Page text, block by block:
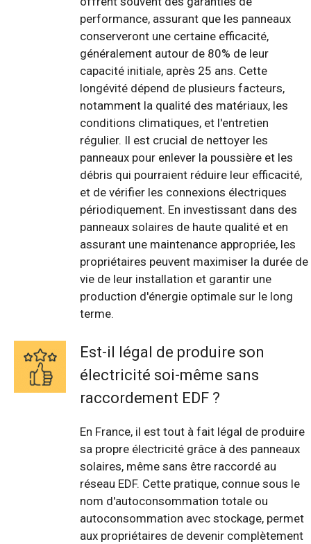
performance, assurant que les panneaux
conserveront une certaine efficacité,
généralement autour de 80% de leur
capacité initiale, après 25 ans. Cette
longévité dépend de plusieurs facteurs,
notamment la qualité des matériaux, les
conditions climatiques, et l'entretien
régulier. Il est crucial de nettoyer les
panneaux pour enlever la poussière et les
débris qui pourraient réduire leur efficacité,
et de vérifier les connexions électriques
périodiquement. En investissant dans des
panneaux solaires de haute qualité et en
assurant une maintenance appropriée, les
propriétaires peuvent maximiser la durée de
vie de leur installation et garantir une
production d'énergie optimale sur le long
terme.
Est-il légal de produire son
électricité soi-même sans
raccordement EDF ?
En France, il est tout à fait légal de produire
sa propre électricité grâce à des panneaux
solaires, même sans être raccordé au
réseau EDF. Cette pratique, connue sous le
nom d'autoconsommation totale ou
autoconsommation avec stockage, permet
aux propriétaires de devenir complètement